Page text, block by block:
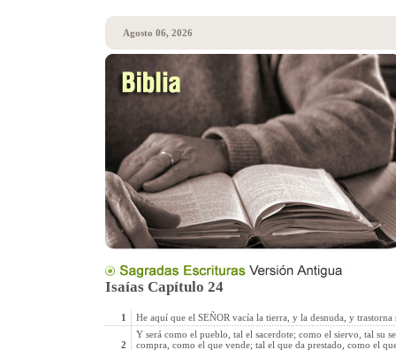
Agosto 06, 2026
Isaías Capítulo 24
1 He aquí que el SEÑOR vacía la tierra, y la desnuda, y trastorna
2
Y será como el pueblo, tal el sacerdote; como el siervo, tal su
compra, como el que vende; tal el que da prestado, como el